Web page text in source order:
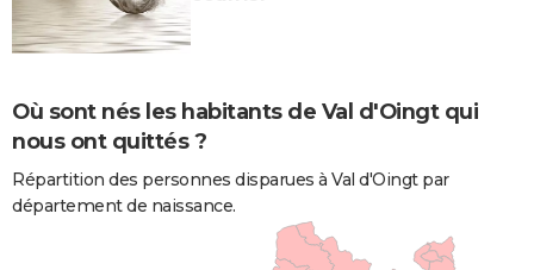
Où sont nés les habitants de Val d'Oingt qui
nous ont quittés ?
Répartition des personnes disparues à Val d'Oingt par
département de naissance.